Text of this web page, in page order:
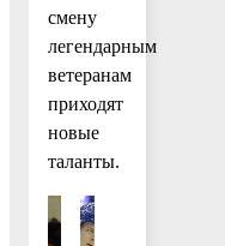
смену
легендарным
ветеранам
приходят
новые
таланты.